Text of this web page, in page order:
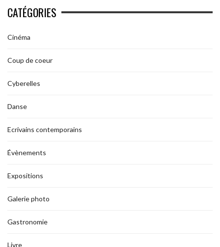
CATÉGORIES
Cinéma
Coup de coeur
Cyberelles
Danse
Ecrivains contemporains
Évènements
Expositions
Galerie photo
Gastronomie
Livre